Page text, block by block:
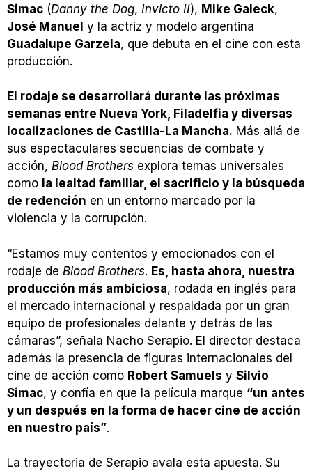
Simac (Danny the Dog, Invicto II), Mike Galeck,
José Manuel y la actriz y modelo argentina
Guadalupe Garzela, que debuta en el cine con esta
producción.
El rodaje se desarrollará durante las próximas
semanas entre Nueva York, Filadelfia y diversas
localizaciones de Castilla-La Mancha. Más allá de
sus espectaculares secuencias de combate y
acción, Blood Brothers explora temas universales
como la lealtad familiar, el sacrificio y la búsqueda
de redención en un entorno marcado por la
violencia y la corrupción.
“Estamos muy contentos y emocionados con el
rodaje de Blood Brothers. Es, hasta ahora, nuestra
producción más ambiciosa, rodada en inglés para
el mercado internacional y respaldada por un gran
equipo de profesionales delante y detrás de las
cámaras”, señala Nacho Serapio. El director destaca
además la presencia de figuras internacionales del
cine de acción como Robert Samuels y Silvio
Simac, y confía en que la película marque “un antes
y un después en la forma de hacer cine de acción
en nuestro país”.
La trayectoria de Serapio avala esta apuesta. Su